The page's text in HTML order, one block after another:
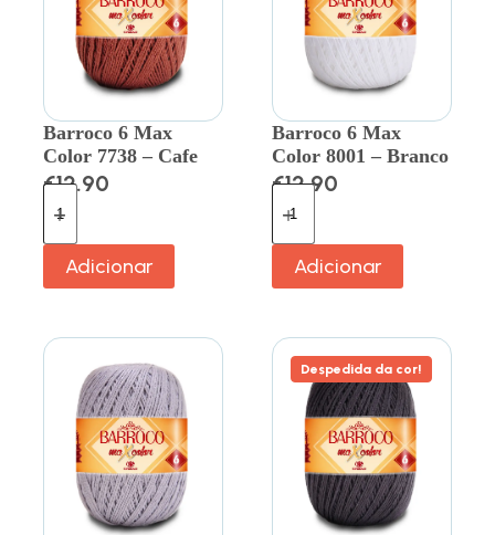
Barroco 6 Max
Color 7738 – Cafe
€12.90
Adicionar
Barroco 6 Max
Color 8001 – Branco
€12.90
Adicionar
Despedida da cor!